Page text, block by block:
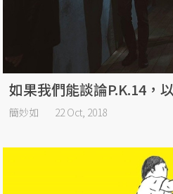
如果我們能談論P.K.14，
簡妙如 22 Oct, 2018